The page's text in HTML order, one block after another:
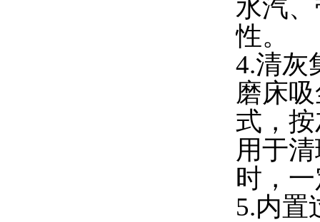
水汽
性。
4.清灰
磨床
式，
用于
时，
5.内置